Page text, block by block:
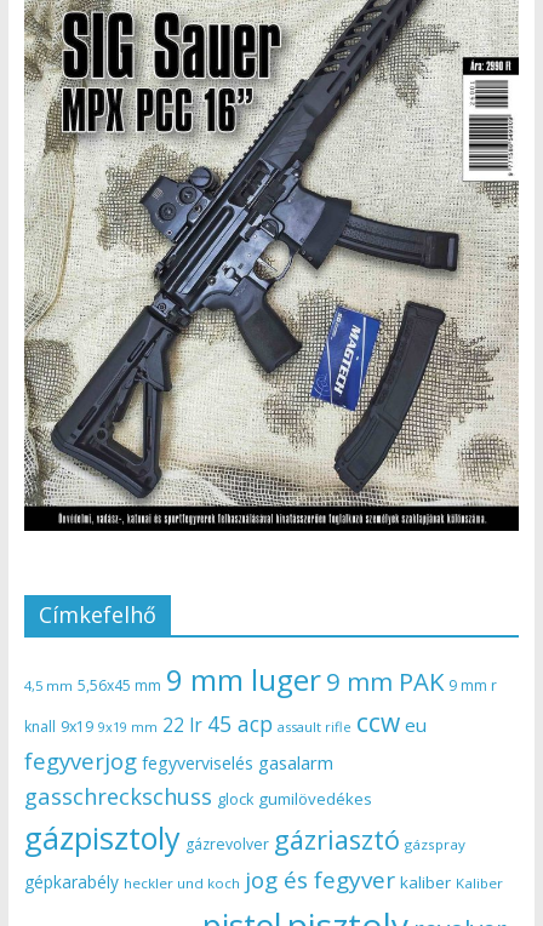
Címkefelhő
4,5 mm 5,56x45 mm 9 mm luger9 mm PAK 9 mm r
knall 9x19 9x19 mm 22 lr 45 acp assault rifle ccw eu
fegyverjog fegyverviselés gasalarm
gasschreckschuss glock gumilövedékes
gázpisztoly gázrevolver gázriasztó gázspray
gépkarabély heckler und koch jog és fegyver kaliber Kaliber